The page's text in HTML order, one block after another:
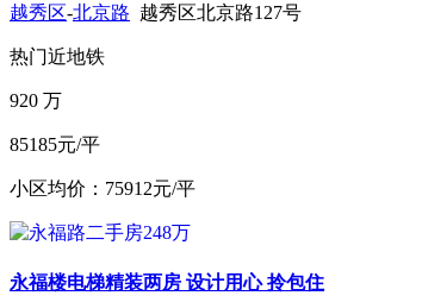
越秀区-北京路 越秀区北京路127号
热门近地铁
920 万
85185元/平
小区均价：75912元/平
永福楼电梯精装两房 设计用心 拎包住